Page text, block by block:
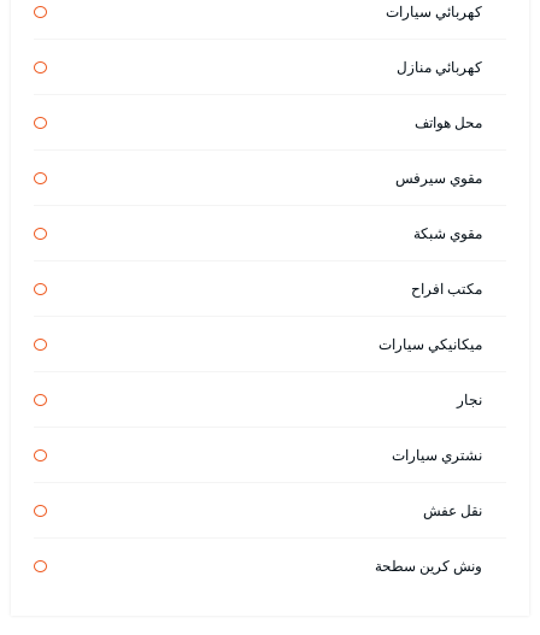
كهربائي سيارات
كهربائي منازل
محل هواتف
مقوي سيرفس
مقوي شبكة
مكتب افراح
ميكانيكي سيارات
نجار
نشتري سيارات
نقل عفش
ونش كرين سطحة